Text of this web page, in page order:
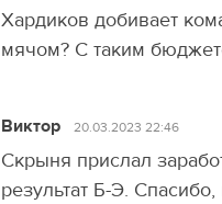
Хардиков добивает
мячом? C таким
Виктор 20.03.2023 22:46
Скрыня прислал
результат Б-Э.